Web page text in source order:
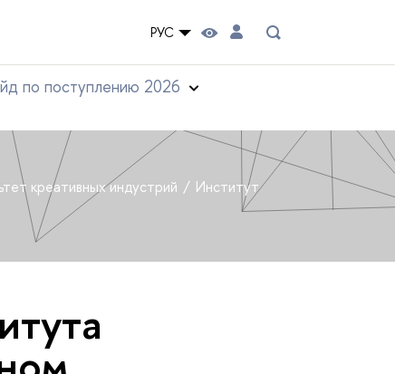
РУС
по поступлению 2026
креативных индустрий
Институт